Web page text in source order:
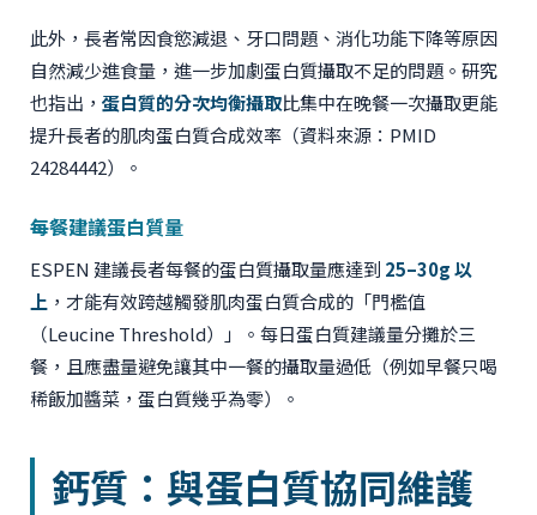
此外，長者常因食慾減退、牙口問題、消化功能下降等原因
自然減少進食量，進一步加劇蛋白質攝取不足的問題。研究
也指出， 蛋白質的分次均衡攝取比集中在晚餐一次攝取更能
提升長者的肌肉蛋白質合成效率（資料來源：PMID
24284442）。
每餐建議蛋白質量
ESPEN 建議長者每餐的蛋白質攝取量應達到 25–30g 以
上 ，才能有效跨越觸發肌肉蛋白質合成的「門檻值
（Leucine Threshold）」。每日蛋白質建議量分攤於三
餐，且應盡量避免讓其中一餐的攝取量過低（例如早餐只喝
稀飯加醬菜，蛋白質幾乎為零）。
鈣質：與蛋白質協同維護